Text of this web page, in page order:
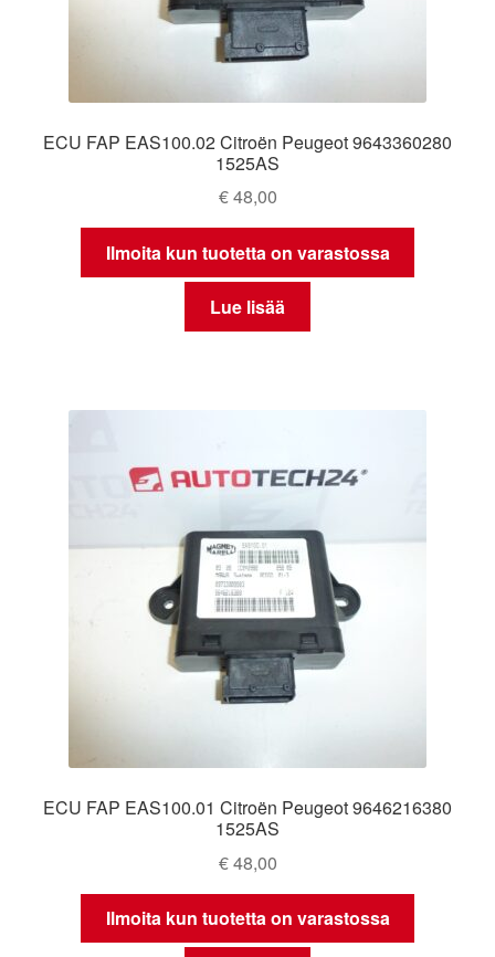
ECU FAP EAS100.02 Citroën Peugeot 9643360280
1525AS
€48,00
Ilmoita kun tuotetta on varastossa
Lue lisää
ECU FAP EAS100.01 Citroën Peugeot 9646216380
1525AS
€48,00
Ilmoita kun tuotetta on varastossa